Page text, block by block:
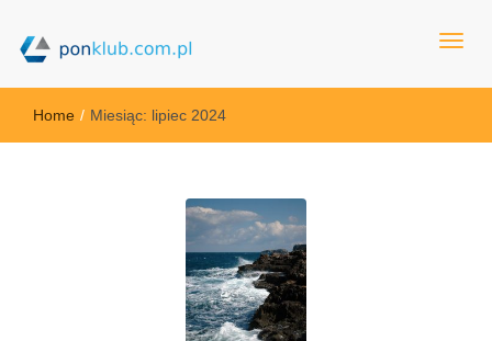
ponklub.com.pl
Home / Miesiąc: lipiec 2024